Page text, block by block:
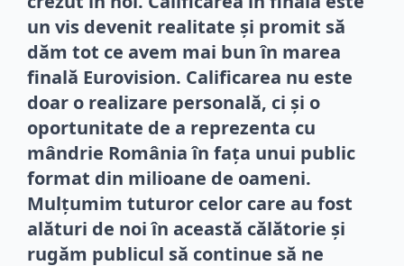
un vis devenit realitate și promit să
dăm tot ce avem mai bun în marea
finală Eurovision. Calificarea nu este
doar o realizare personală, ci și o
oportunitate de a reprezenta cu
mândrie România în fața unui public
format din milioane de oameni.
Mulțumim tuturor celor care au fost
alături de noi în această călătorie și
rugăm publicul să continue să ne